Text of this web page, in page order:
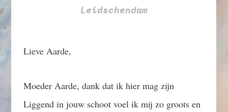
Leidschendam
Lieve Aarde,
Moeder Aarde, dank dat ik hier mag zijn
Liggend in jouw schoot voel ik mij zo groots en